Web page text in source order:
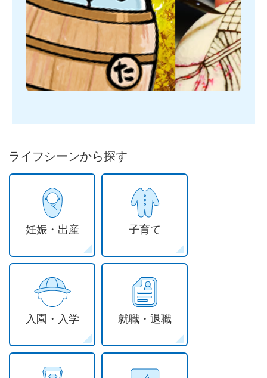
ライフシーンから探す
妊娠・出産 子育て
入園・入学 就職・退職